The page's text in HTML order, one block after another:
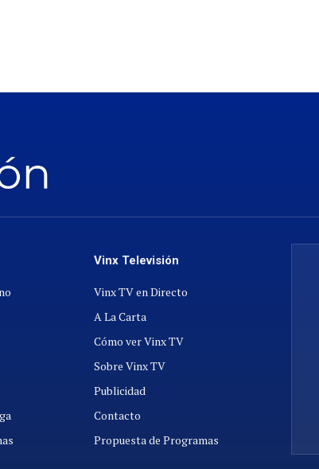
Vinx Televisión
Vinx TV en Directo
A La Carta
Cómo ver Vinx TV
Sobre Vinx TV
Publicidad
Contacto
Propuesta de Programas